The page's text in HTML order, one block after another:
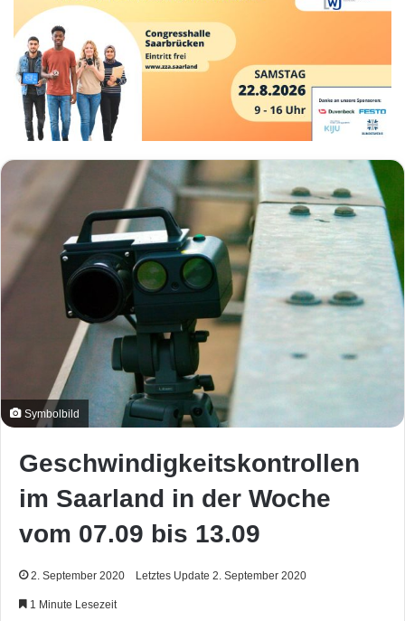
Symbolbild
Geschwindigkeitskontrollen
im Saarland in der Woche
vom 07.09 bis 13.09
2. September 2020 Letztes Update 2. September 2020
1 Minute Lesezeit